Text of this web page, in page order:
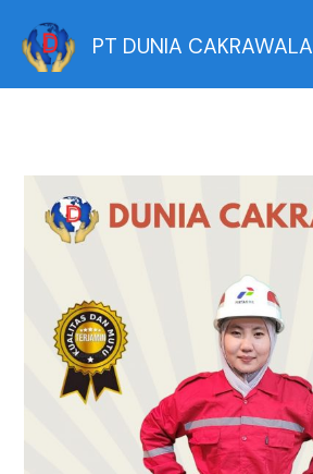
content
PT DUNIA CAKRAWALA